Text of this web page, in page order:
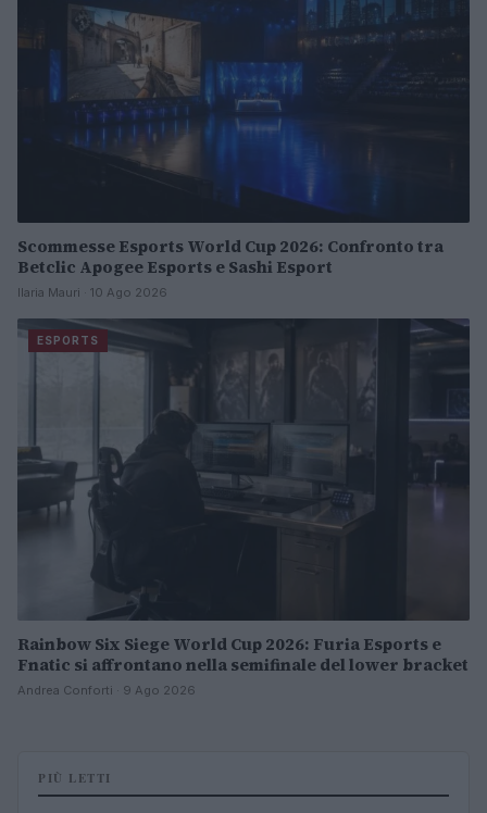
Scommesse Esports World Cup 2026: Confronto tra
Betclic Apogee Esports e Sashi Esport
Ilaria Mauri · 10 Ago 2026
ESPORTS
Rainbow Six Siege World Cup 2026: Furia Esports e
Fnatic si affrontano nella semifinale del lower bracket
Andrea Conforti · 9 Ago 2026
PIÙ LETTI